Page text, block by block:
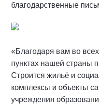
благодарственные
«Благодаря вам во
пунктах нашей страны
Строится жильё и
комплексы и объекты
учреждения